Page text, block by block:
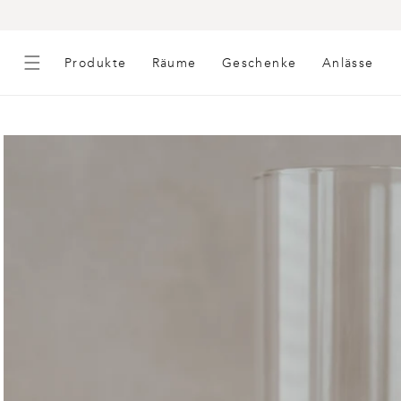
Produkte Räume Geschenke Anlässe